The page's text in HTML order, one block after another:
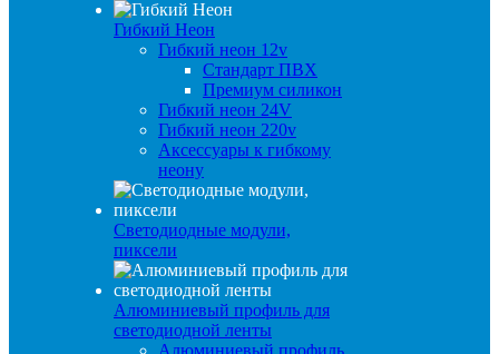
Гибкий Неон
Гибкий неон 12v
Стандарт ПВХ
Премиум силикон
Гибкий неон 24V
Гибкий неон 220v
Аксессуары к гибкому
неону
Светодиодные модули,
пиксели
Алюминиевый профиль для
светодиодной ленты
Алюминиевый профиль